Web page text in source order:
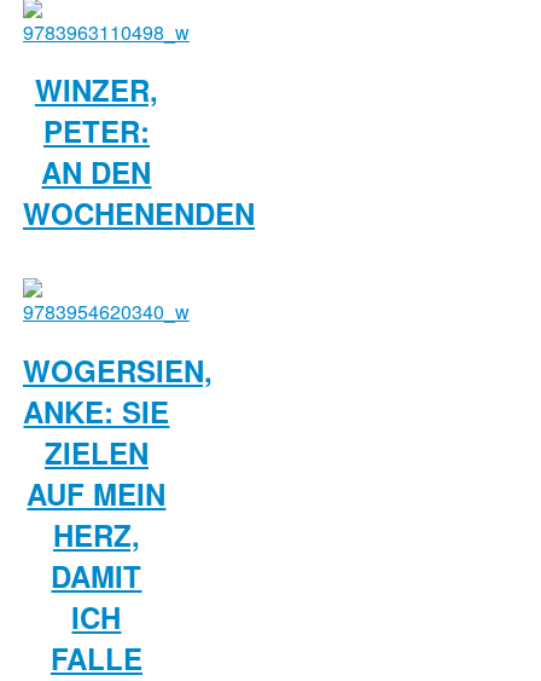
WINZER,
PETER:
AN DEN
WOCHENENDEN
WOGERSIEN,
ANKE: SIE
ZIELEN
AUF MEIN
HERZ,
DAMIT
ICH
FALLE